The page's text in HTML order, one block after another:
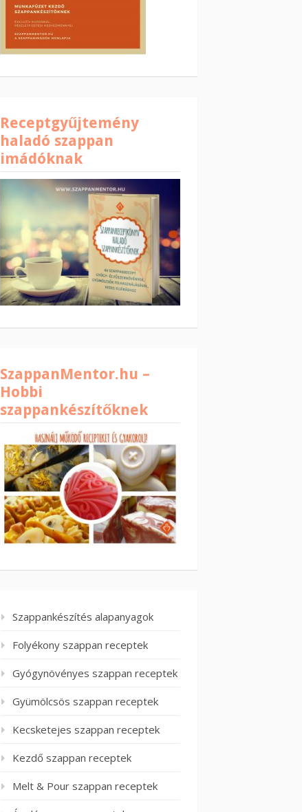
Receptgyűjtemény
haladó szappan
imádóknak
SzappanMentor.hu –
Hobbi
szappankészítőknek
Szappankészítés alapanyagok
Folyékony szappan receptek
Gyógynövényes szappan receptek
Gyümölcsös szappan receptek
Kecsketejes szappan receptek
Kezdő szappan receptek
Melt & Pour szappan receptek